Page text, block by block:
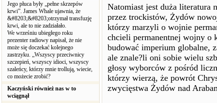
Jego płuca były „pełne skrzepów
krwi”. James Whale ujawnia, że
&#8203;&#8203;otrzymał transfuzję
krwi, ale to nie zadziałało.
We wrześniu ubiegłego roku
prezenter radiowy napisał, że nie
może się doczekać kolejnego
zastrzyku. „Wszyscy przeciwnicy
szczepień, wszyscy idioci, wszyscy
szaleńcy, którzy mnie trollują, wiecie,
co możecie zrobić?
Kaczyński również nas w to
wciągnął
Natomiast jest duża literatura
przez trockistów, Żydów
którzy marzyli o wojnie
chcieli permanentnej wojny
budować imperium globalne,
ale znale?li oni sobie wielu
głosy wyborców z pośród
którzy wierzą, że powrót
zwycięstwa Żydów nad